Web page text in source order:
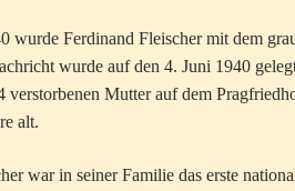
wurde Ferdinand Fleischer mit dem
wurde auf den 4. Juni 1940
verstorbenen Mutter auf dem
alt.
war in seiner Familie das erste